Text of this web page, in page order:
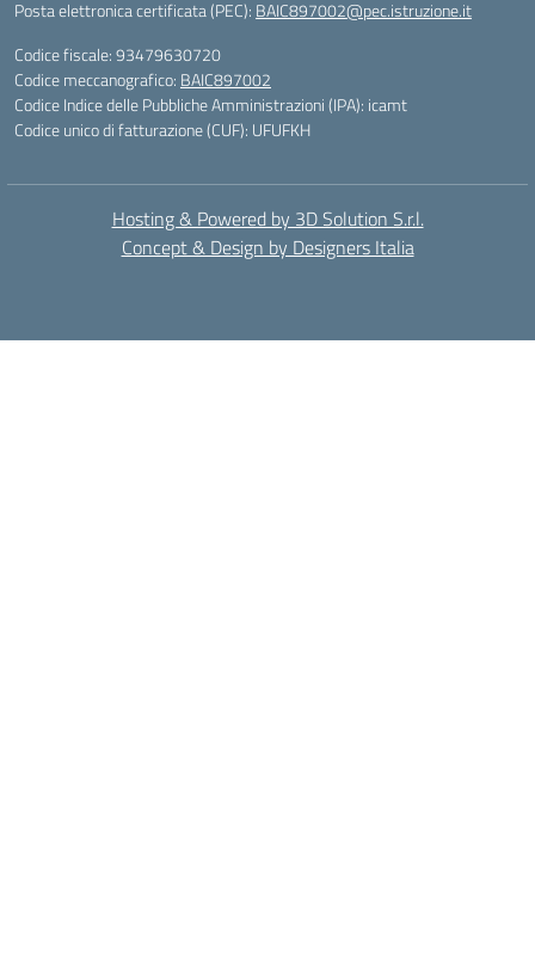
Posta elettronica certificata (PEC): BAIC897002@pec.istruzione.it
Codice fiscale: 93479630720
Codice meccanografico: BAIC897002
Codice Indice delle Pubbliche Amministrazioni (IPA): icamt
Codice unico di fatturazione (CUF): UFUFKH
Hosting & Powered by 3D Solution S.r.l.
Concept & Design by Designers Italia